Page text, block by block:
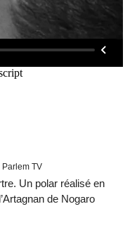
TV
Un polar réalisé en
de Nogaro